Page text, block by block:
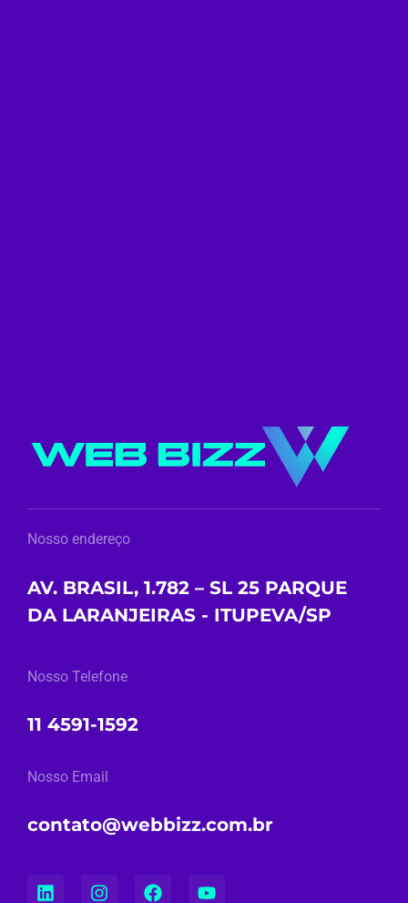
Nosso endereço
AV. BRASIL, 1.782 – SL 25 PARQUE
DA LARANJEIRAS - ITUPEVA/SP
Nosso Telefone
11 4591-1592
Nosso Email
contato@webbizz.com.br